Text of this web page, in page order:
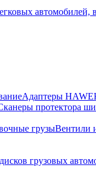
автомобилей,
Адаптеры
протектора
грузыВентили
грузовых